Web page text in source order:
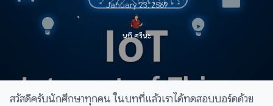
January 23, 2569
นที ศรีนะ
สวัสดีครับนักศึกษาทุกคน ในบทที่แล้วเราได้ทดสอบบอร์ดด้วย